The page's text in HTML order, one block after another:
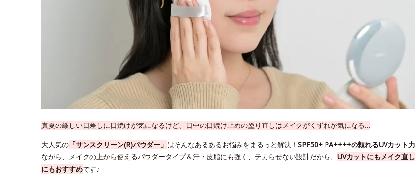
真夏の厳しい日差しに日焼けが気になるけど、日中の日焼け止めの塗り直しはメイクがくずれが気になる…
大人気の 「サンスクリーン(R)パウダー」 はそんなあるあるお悩みをまるっと解決！ SPF50+ PA++++の頼れるUVカット力
ながら、メイクの上から使えるパウダータイプ＆汗・皮脂にも強く、テカらせない設計だから、 UVカットにもメイク直し
にもおすすめです♪